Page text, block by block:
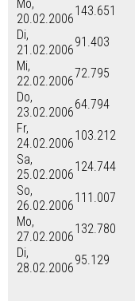
Mo,
20.02.2006
143.651
Di,
21.02.2006
91.403
Mi,
22.02.2006
72.795
Do,
23.02.2006
64.794
Fr,
24.02.2006
103.212
Sa,
25.02.2006
124.744
So,
26.02.2006
111.007
Mo,
27.02.2006
132.780
Di,
28.02.2006
95.129